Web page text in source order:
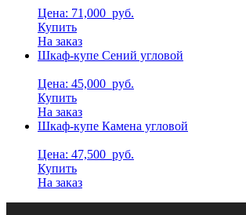
Цена: 71,000 руб.
Купить
На заказ
Шкаф-купе Сений угловой
Цена: 45,000 руб.
Купить
На заказ
Шкаф-купе Камена угловой
Цена: 47,500 руб.
Купить
На заказ